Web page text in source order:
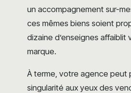
un accompagnement sur-
ces mêmes biens soient
dizaine d’enseignes affaiblit
marque.
À terme, votre agence peut
singularité aux yeux des